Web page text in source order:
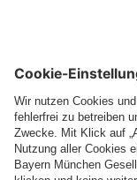
WEITERE
NEWS
Der
FC
BUNDESLIGA
Zum
BBL-der &